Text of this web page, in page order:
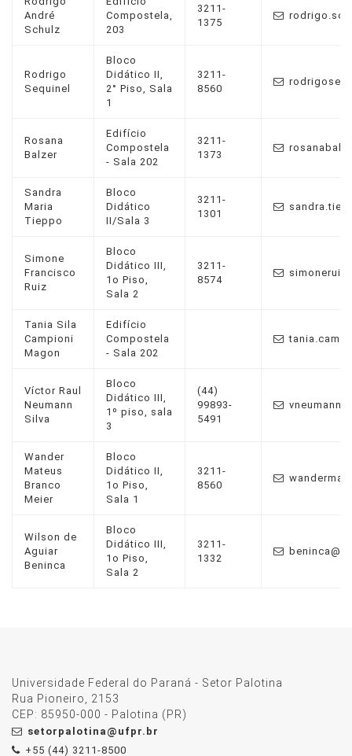
André
Schulz
Compostela,
203
3211-
1375
Rodrigo
Sequinel
Bloco
Didático II,
2° Piso, Sala
1
3211-
8560
Rosana
Balzer
Edifício
Compostela
- Sala 202
3211-
1373
Sandra
Maria
Tieppo
Bloco
Didático
II/Sala 3
3211-
1301
Simone
Francisco
Ruiz
Bloco
Didático III,
1o Piso,
Sala 2
3211-
8574
Tania Sila
Campioni
Magon
Edifício
Compostela
- Sala 202
Víctor Raul
Neumann
Silva
Bloco
Didático III,
1º piso, sala
3
(44)
99893-
5491
Wander
Mateus
Branco
Meier
Bloco
Didático II,
1o Piso,
Sala 1
3211-
8560
Wilson de
Aguiar
Beninca
Bloco
Didático III,
1o Piso,
Sala 2
3211-
1332
Universidade Federal do Paraná - Setor Palotina
Rua Pioneiro, 2153
CEP: 85950-000 - Palotina (PR)
setorpalotina@ufpr.br
+55 (44) 3211-8500